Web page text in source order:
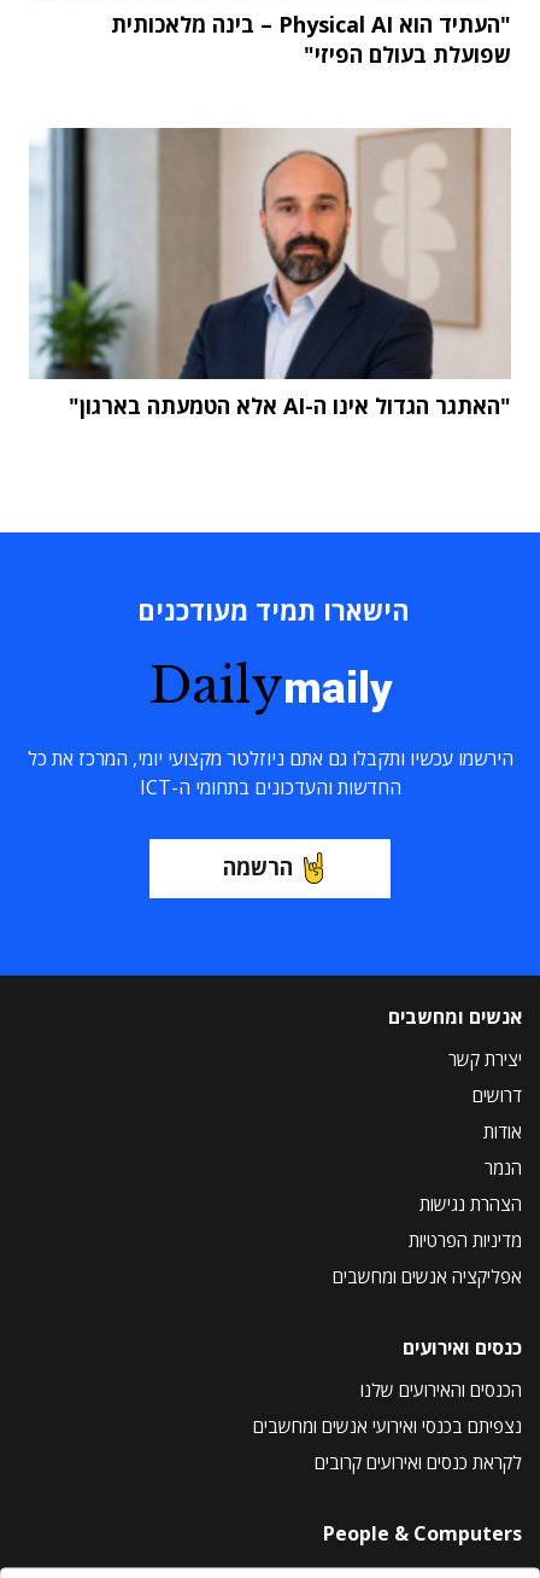
"העתיד הוא Physical AI – בינה מלאכותית
שפועלת בעולם הפיזי"
"האתגר הגדול אינו ה-AI אלא הטמעתה בארגון"
הישארו תמיד מעודכנים
Dailymaily
הירשמו עכשיו ותקבלו גם אתם ניוזלטר מקצועי יומי, המרכז את כל
החדשות והעדכונים בתחומי ה-ICT
הרשמה
אנשים ומחשבים
יצירת קשר
דרושים
אודות
הנמר
הצהרת נגישות
מדיניות הפרטיות
אפליקציה אנשים ומחשבים
כנסים ואירועים
הכנסים והאירועים שלנו
נצפיתם בכנסי ואירועי אנשים ומחשבים
לקראת כנסים ואירועים קרובים
People & Computers